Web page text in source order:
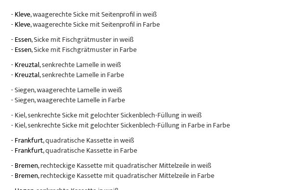
-Kleve, waagerechte Sicke mit Seitenprofil in weiß
-Kleve, waagerechte Sicke mit Seitenprofil in Farbe
-Essen, Sicke mit Fischgrätmuster in weiß
-Essen, Sicke mit Fischgrätmuster in Farbe
-Kreuztal, senkrechte Lamelle in weiß
-Kreuztal, senkrechte Lamelle in Farbe
- Siegen, waagerechte Lamelle in weiß
- Siegen, waagerechte Lamelle in Farbe
- Kiel, senkrechte Sicke mit gelochter Sickenblech-Füllung in weiß
- Kiel, senkrechte Sicke mit gelochter Sickenblech-Füllung in Farbe in Farbe
-Frankfurt, quadratische Kassette in weiß
-Frankfurt, quadratische Kassette in Farbe
-Bremen, rechteckige Kassette mit quadratischer Mittelzeile in weiß
-Bremen, rechteckige Kassette mit quadratischer Mittelzeile in Farbe